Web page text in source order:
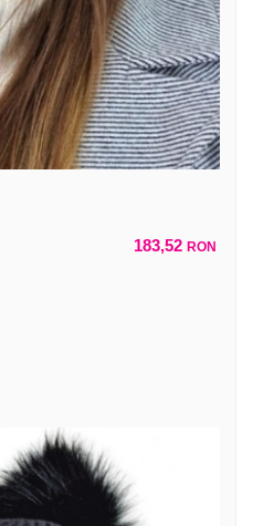
183,52 RON